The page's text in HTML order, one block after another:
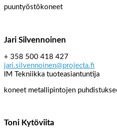
puuntyöstökoneet
Jari Silvennoinen
+ 358 500 418 427
jari.silvennoinen@projecta.fi
IM Tekniikka tuoteasiantuntija
koneet metallipintojen
Toni Kytöviita